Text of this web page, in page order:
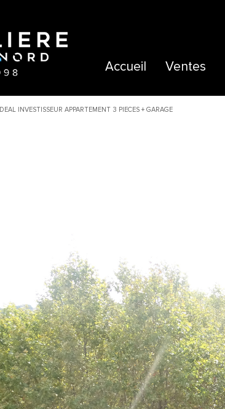
Accueil Ventes
Maisons
IDEAL INVESTISSEUR APPARTEMENT 3 PIECES + GARAGE